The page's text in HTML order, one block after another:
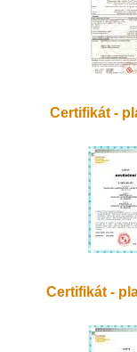
Certifikát -
Certifikát -